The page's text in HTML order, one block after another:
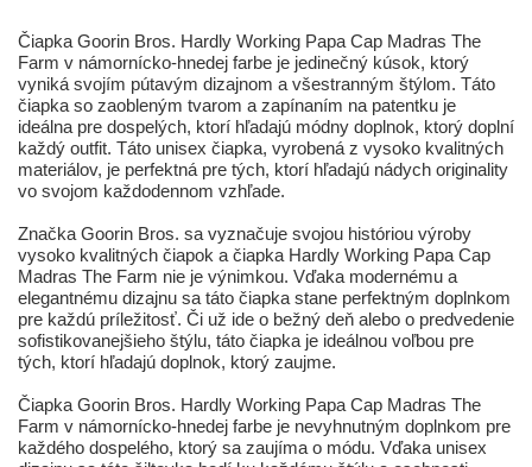
Čiapka Goorin Bros. Hardly Working Papa Cap Madras The
Farm v námornícko-hnedej farbe je jedinečný kúsok, ktorý
vyniká svojím pútavým dizajnom a všestranným štýlom. Táto
čiapka so zaobleným tvarom a zapínaním na patentku je
ideálna pre dospelých, ktorí hľadajú módny doplnok, ktorý doplní
každý outfit. Táto unisex čiapka, vyrobená z vysoko kvalitných
materiálov, je perfektná pre tých, ktorí hľadajú nádych originality
vo svojom každodennom vzhľade.
Značka Goorin Bros. sa vyznačuje svojou históriou výroby
vysoko kvalitných čiapok a čiapka Hardly Working Papa Cap
Madras The Farm nie je výnimkou. Vďaka modernému a
elegantnému dizajnu sa táto čiapka stane perfektným doplnkom
pre každú príležitosť. Či už ide o bežný deň alebo o predvedenie
sofistikovanejšieho štýlu, táto čiapka je ideálnou voľbou pre
tých, ktorí hľadajú doplnok, ktorý zaujme.
Čiapka Goorin Bros. Hardly Working Papa Cap Madras The
Farm v námornícko-hnedej farbe je nevyhnutným doplnkom pre
každého dospelého, ktorý sa zaujíma o módu. Vďaka unisex